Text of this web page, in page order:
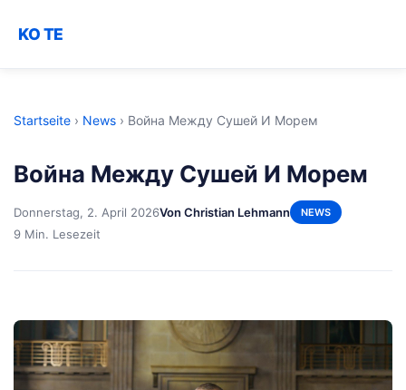
KO TE
Startseite › News › Война Между Сушей И Морем
Война Между Сушей И Морем
Donnerstag, 2. April 2026Von Christian Lehmann NEWS
9 Min. Lesezeit